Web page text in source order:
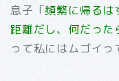
息子「頻繁に帰るは
距離だし、何だった
って私にはムゴイっ